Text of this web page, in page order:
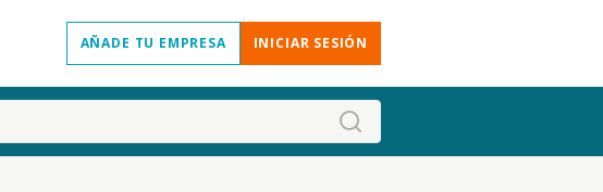
AÑADE TU EMPRESA INICIAR SESIÓN